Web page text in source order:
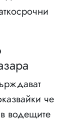
че
водещите